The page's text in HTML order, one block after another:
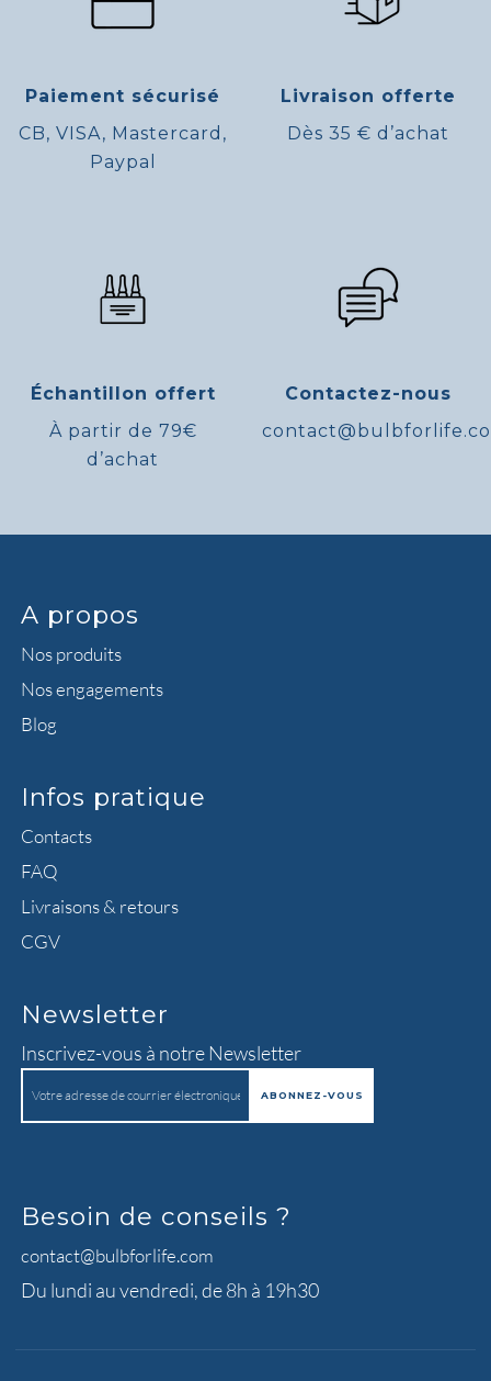
Paiement sécurisé
CB, VISA, Mastercard,
Paypal
Livraison offerte
Dès 35 € d’achat
Échantillon offert
À partir de 79€
d’achat
Contactez-nous
A propos
Nos produits
Nos engagements
Blog
Infos pratique
Contacts
FAQ
Livraisons & retours
CGV
Newsletter
Inscrivez-vous à notre Newsletter
Besoin de conseils ?
contact@bulbforlife.com
Du lundi au vendredi, de 8h à 19h30